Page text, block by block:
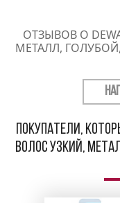
ОТЗЫВОВ О
МЕТАЛЛ,
Покупатели,
волос узкий,